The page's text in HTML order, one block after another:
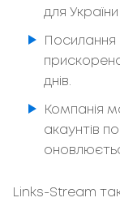
для
днів.
Компанія
акаунтів
Links-Stream